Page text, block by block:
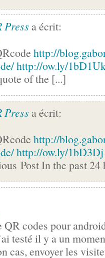
Press a écrit:
http://
http://ow.ly/
of the [...]
Press a écrit:
http://
http://ow.ly/1bD3Dj
Post In the past 24
codes pour
testé il y a un
cas, envoyer les